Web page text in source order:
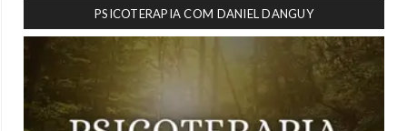
PSICOTERAPIA COM DANIEL DANGUY